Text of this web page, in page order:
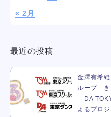
« 2月
最近の投稿
金澤有希
ループ「
「DA
よるプロ